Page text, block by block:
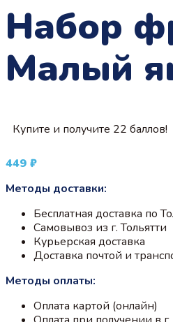
Набор
Малый
Купите и получите 22 баллов!
449 ₽
Методы доставки:
Бесплатная доставка по
Самовывоз из г. Тольятти
Курьерская доставка
Доставка почтой и
Методы оплаты:
Оплата картой (онлайн)